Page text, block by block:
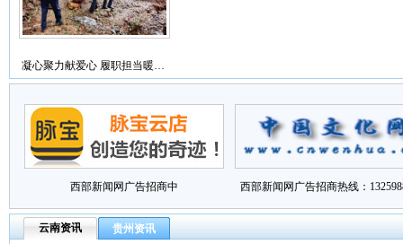
凝心聚力献爱心 履职担当暖…
西部新闻网广告招商中 西部新闻网广告招商热线：
云南资讯 贵州资讯